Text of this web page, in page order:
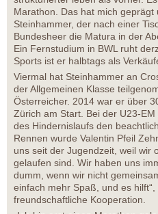
Marathon. Das hat mich geprägt
Steinhammer, der nach einer
Bundesheer die Matura in der
Ein Fernstudium in BWL ruht
Sports ist er halbtags als
Viermal hat Steinhammer an
der Allgemeinen Klasse
Österreicher. 2014 war er über
Zürich am Start. Bei der U23-
des Hindernislaufs den
Rennen wurde Valentin Pfeil
uns seit der Jugendzeit, weil wir
gelaufen sind. Wir haben uns
dumm, wenn wir nicht
einfach mehr Spaß, und es
freundschaftliche Kooperation.